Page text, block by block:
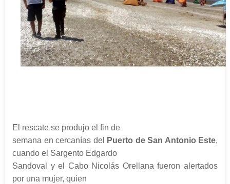
El rescate se produjo el fin de
semana en cercanías del
Puerto de San Antonio Este,
cuando el Sargento Edgardo
Sandoval y el Cabo Nicolás Orellana fueron alertados
por una mujer, quien